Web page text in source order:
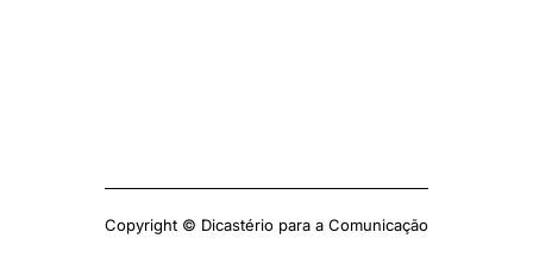
Copyright © Dicastério para a Comunicação